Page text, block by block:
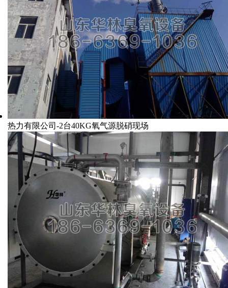
热力有限公司-2台40KG氧气源脱硝现场